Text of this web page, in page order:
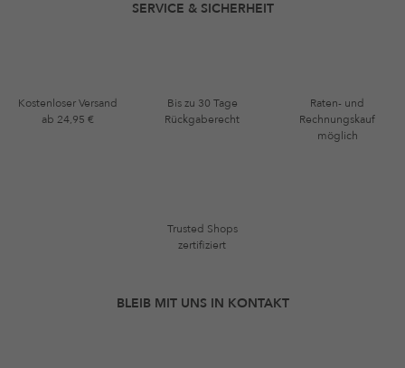
SERVICE & SICHERHEIT
Kostenloser Versand
ab 24,95 €
Bis zu 30 Tage
Rückgaberecht
Raten- und
Rechnungskauf
möglich
Trusted Shops
zertifiziert
BLEIB MIT UNS IN KONTAKT